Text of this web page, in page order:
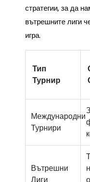
стратегии, за да
вътрешните лиги
игра.
Тип
Турнир
Международни
Турнири
Вътрешни